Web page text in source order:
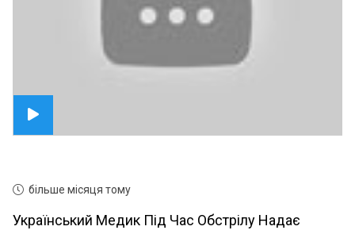
більше місяця тому
Український Медик Під Час Обстрілу Надає